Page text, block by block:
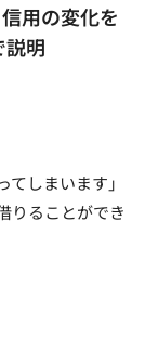
用の変化を
説明
てしまいます」
りることができ